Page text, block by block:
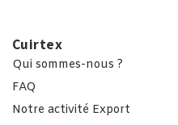
Cuirtex
Qui sommes-nous ?
FAQ
Notre activité Export